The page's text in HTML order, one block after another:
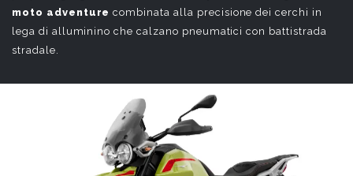
moto adventurecombinata alla precisione dei cerchi in
lega di alluminino che calzano pneumatici con battistrada
stradale.